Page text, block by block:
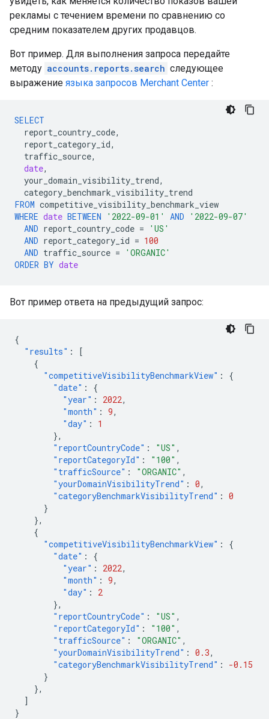
рекламы с течением времени по сравнению со
средним показателем других продавцов.
Вот пример. Для выполнения запроса передайте
методу accounts.reports.search следующее
выражение языка запросов Merchant Center :
SELECT
report_country_code,
report_category_id,
traffic_source,
date,
your_domain_visibility_trend,
category_benchmark_visibility_trend
FROM competitive_visibility_benchmark_view
WHERE date BETWEEN '2022-09-01' AND
'2022-09-07'
AND report_country_code =
'US'
AND report_category_id = 100
AND traffic_source =
'ORGANIC'
ORDER BY date
Вот пример ответа на предыдущий запрос:
{
"results" :
[
{
"competitiveVisibilityBenchmarkView" :
{
"date" :
{
"year" : 2022,
"month" : 9,
"day" :
1
},
"reportCountryCode" : "US" ,
"reportCategoryId" : "100" ,
"trafficSource" : "ORGANIC" ,
"yourDomainVisibilityTrend" : 0,
"categoryBenchmarkVisibilityTrend" : 0
}
},
{
"competitiveVisibilityBenchmarkView" :
{
"date" :
{
"year" : 2022,
"month" : 9,
"day" :
2
},
"reportCountryCode" : "US" ,
"reportCategoryId" : "100" ,
"trafficSource" : "ORGANIC" ,
"yourDomainVisibilityTrend" : 0.3,
"categoryBenchmarkVisibilityTrend" :
-0.15
}
},
]
}